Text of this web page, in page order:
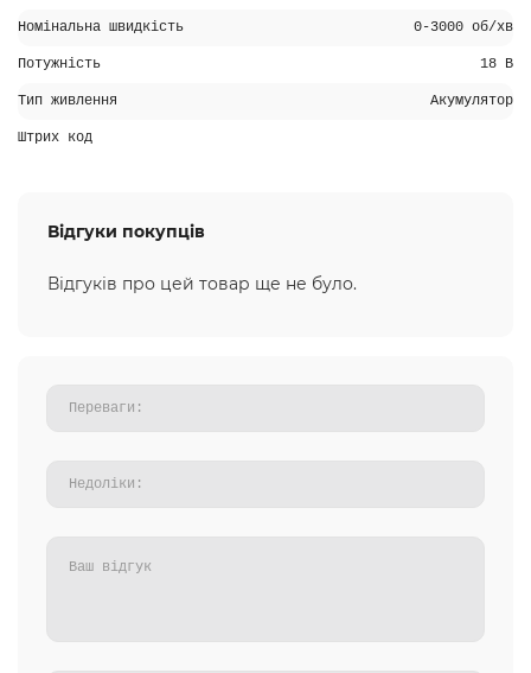
Номінальна швидкість 0-3000 об/хв
Потужність 18 В
Тип живлення Акумулятор
Штрих код
Відгуки покупців
Відгуків про цей товар ще не було.